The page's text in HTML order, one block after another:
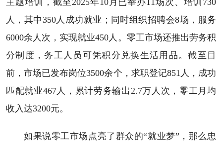
主题培训，截至2025年10月已举办11场次、培训730
人，其中350人成功就业；同时组织招聘会8场，服务
6000余人次，实现就业450人。零工市场还推出劳务积
分制度，务工人员可凭积分兑换生活用品。截至目
前，市场已发布岗位3500余个，求职登记851人，成功
匹配就业467人，累计劳务输出2.7万人次，零工月均
收入达3200元。
如果说零工市场点亮了群众的“就业梦”，那么忠